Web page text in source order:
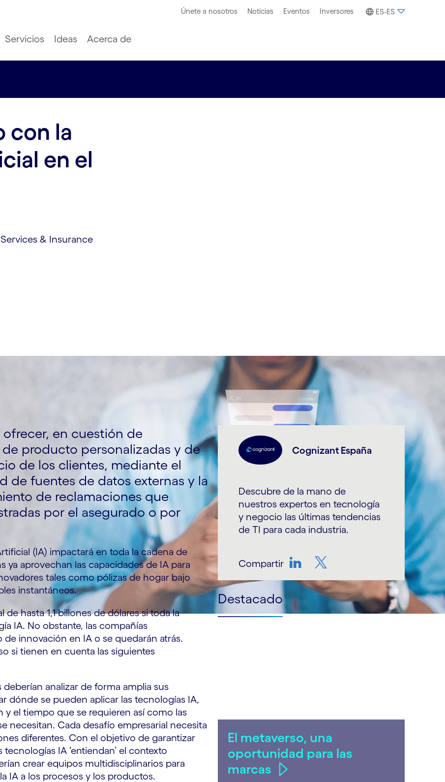
Únete a nosotros Noticias Eventos Inversores ES-ES
Servicios Ideas Acerca de
con la
en el
& Insurance
en cuestión de
producto personalizadas y de
de los clientes, mediante el
de fuentes de datos externas y la
de reclamaciones que
por el asegurado o por
(IA) impactará en toda la cadena de
ya aprovechan las capacidades de IA para
tales como pólizas de hogar bajo
instantáneos.
hasta 1,1 billones de dólares si toda la
IA. No obstante, las compañías
innovación en IA o se quedarán atrás.
si tienen en cuenta las siguientes
deberían analizar de forma amplia sus
dónde se pueden aplicar las tecnologías IA,
y el tiempo que se requieren así como las
necesitan. Cada desafío empresarial necesita
diferentes. Con el objetivo de garantizar
IA ‘entiendan’ el contexto
crear equipos multidisciplinarios para
IA a los procesos y los productos.
Cognizant España
Descubre de la mano de
nuestros expertos en tecnología
y negocio las últimas tendencias
de TI para cada industria.
Compartir
Destacado
El metaverso, una
oportunidad para las
marcas